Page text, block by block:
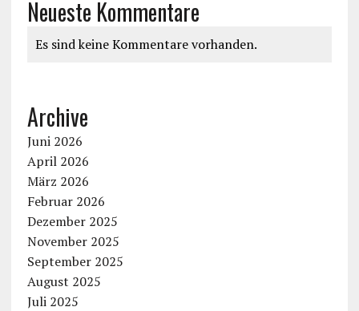
Neueste Kommentare
Es sind keine Kommentare vorhanden.
Archive
Juni 2026
April 2026
März 2026
Februar 2026
Dezember 2025
November 2025
September 2025
August 2025
Juli 2025